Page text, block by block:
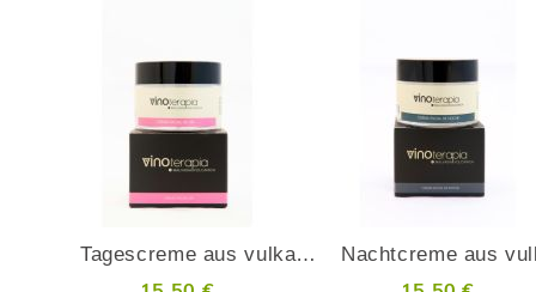
Tagescreme aus vulkanischen Malvasía-Trauben